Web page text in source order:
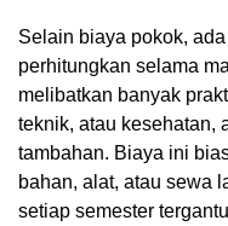
Selain biaya pokok,
perhitungkan selama
melibatkan banyak
teknik, atau kesehatan,
tambahan. Biaya ini
bahan, alat, atau sewa
setiap semester